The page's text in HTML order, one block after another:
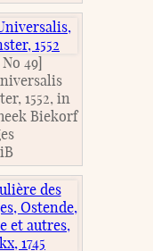
49]
1552, in
Biekorf